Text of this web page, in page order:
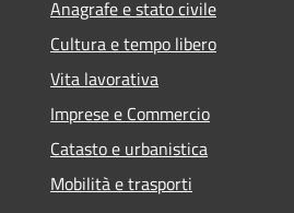
Anagrafe e stato civile
Cultura e tempo libero
Vita lavorativa
Imprese e Commercio
Catasto e urbanistica
Mobilità e trasporti